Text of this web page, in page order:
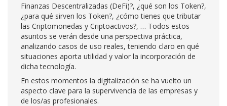
Finanzas Descentralizadas (DeFi)?, ¿qué son los Token?,
¿para qué sirven los Token?, ¿cómo tienes que tributar
las Criptomonedas y Criptoactivos?, … Todos estos
asuntos se verán desde una perspectiva práctica,
analizando casos de uso reales, teniendo claro en qué
situaciones aporta utilidad y valor la incorporación de
dicha tecnología.
En estos momentos la digitalización se ha vuelto un
aspecto clave para la supervivencia de las empresas y
de los/as profesionales.